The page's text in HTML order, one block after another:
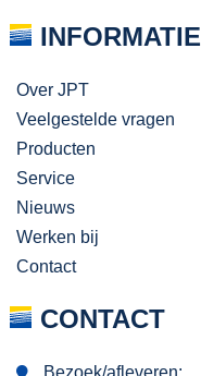
INFORMATIE
Over JPT
Veelgestelde vragen
Producten
Service
Nieuws
Werken bij
Contact
CONTACT
Bezoek/afleveren: